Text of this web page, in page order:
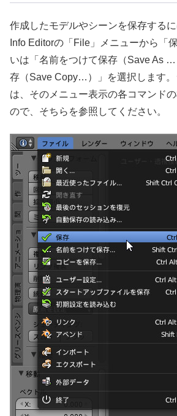
作成したモデルやシーンを保存する
Info Editorの「File」メニューから「
いは「名前をつけて保存（Save As
存（Save Copy…）」を選択します
は、そのメニュー表示の各コマンド
ので、そちらを参照してください。